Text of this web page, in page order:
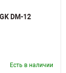
DM-12
Есть в наличии